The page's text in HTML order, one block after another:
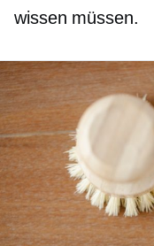
wissen müssen.